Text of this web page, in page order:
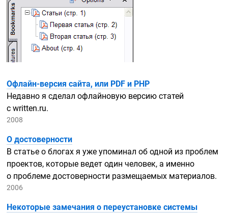
Офлайн-версия сайта, или PDF и PHP
Недавно я сделал офлайновую версию статей
с written.ru.
2008
О достоверности
В статье о блогах я уже упоминал об одной из проблем
проектов, которые ведет один человек, а именно
о проблеме достоверности размещаемых материалов.
2006
Некоторые замечания о переустановке системы